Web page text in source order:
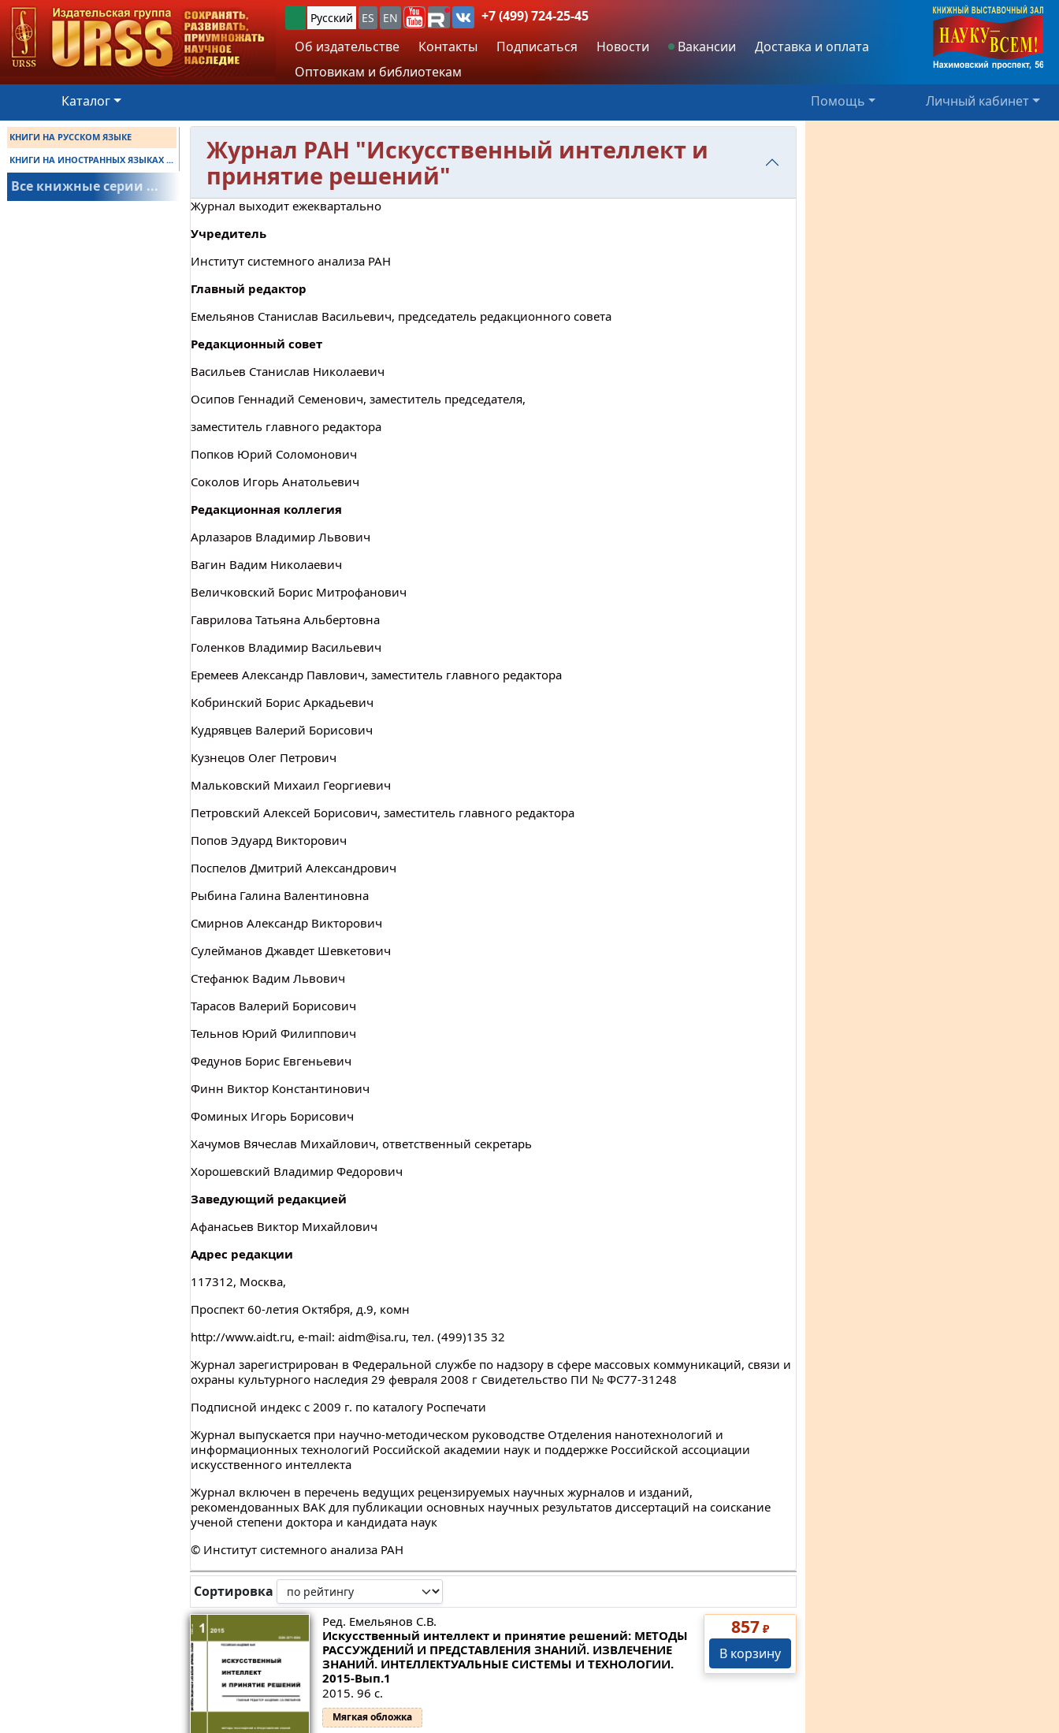
Русский ES EN
+7 (499) 724-25-45
Об издательстве
Контакты Подписаться Новости Вакансии
Доставка и оплата
Оптовикам и библиотекам
Каталог
Помощь Личный кабинет
КНИГИ НА РУССКОМ ЯЗЫКЕ
КНИГИ НА ИНОСТРАННЫХ ЯЗЫКАХ ...
Все книжные серии ...
Журнал РАН "Искусственный интеллект и
принятие решений"
Журнал выходит ежеквартально
Учредитель
Институт системного анализа РАН
Главный редактор
Емельянов Станислав Васильевич, председатель редакционного совета
Редакционный совет
Васильев Станислав Николаевич
Осипов Геннадий Семенович, заместитель председателя,
заместитель главного редактора
Попков Юрий Соломонович
Соколов Игорь Анатольевич
Редакционная коллегия
Арлазаров Владимир Львович
Вагин Вадим Николаевич
Величковский Борис Митрофанович
Гаврилова Татьяна Альбертовна
Голенков Владимир Васильевич
Еремеев Александр Павлович, заместитель главного редактора
Кобринский Борис Аркадьевич
Кудрявцев Валерий Борисович
Кузнецов Олег Петрович
Мальковский Михаил Георгиевич
Петровский Алексей Борисович, заместитель главного редактора
Попов Эдуард Викторович
Поспелов Дмитрий Александрович
Рыбина Галина Валентиновна
Смирнов Александр Викторович
Сулейманов Джавдет Шевкетович
Стефанюк Вадим Львович
Тарасов Валерий Борисович
Тельнов Юрий Филиппович
Федунов Борис Евгеньевич
Финн Виктор Константинович
Фоминых Игорь Борисович
Хачумов Вячеслав Михайлович, ответственный секретарь
Хорошевский Владимир Федорович
Заведующий редакцией
Афанасьев Виктор Михайлович
Адрес редакции
117312, Москва,
Проспект 60-летия Октября, д.9, комн
http://www.aidt.ru, e-mail: aidm@isa.ru, тел. (499)135 32
Журнал зарегистрирован в Федеральной службе по надзору в сфере массовых коммуникаций, связи и
охраны культурного наследия 29 февраля 2008 г Свидетельство ПИ № ФС77-31248
Подписной индекс с 2009 г. по каталогу Роспечати
Журнал выпускается при научно-методическом руководстве Отделения нанотехнологий и
информационных технологий Российской академии наук и поддержке Российской ассоциации
искусственного интеллекта
Журнал включен в перечень ведущих рецензируемых научных журналов и изданий,
рекомендованных ВАК для публикации основных научных результатов диссертаций на соискание
ученой степени доктора и кандидата наук
© Институт системного анализа РАН
Сортировка
857 ₽
В корзину
Ред. Емельянов С.В.
Искусственный интеллект и принятие решений: МЕТОДЫ
РАССУЖДЕНИЙ И ПРЕДСТАВЛЕНИЯ ЗНАНИЙ. ИЗВЛЕЧЕНИЕ
ЗНАНИЙ. ИНТЕЛЛЕКТУАЛЬНЫЕ СИСТЕМЫ И ТЕХНОЛОГИИ.
2015-Вып.1
2015. 96 с.
Мягкая обложка